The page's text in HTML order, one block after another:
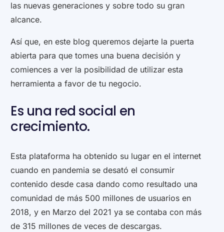
las nuevas generaciones y sobre todo su gran
alcance.
Así que, en este blog queremos dejarte la puerta
abierta para que tomes una buena decisión y
comiences a ver la posibilidad de utilizar esta
herramienta a favor de tu negocio.
Es una red social en
crecimiento.
Esta plataforma ha obtenido su lugar en el internet
cuando en pandemia se desató el consumir
contenido desde casa dando como resultado una
comunidad de más 500 millones de usuarios en
2018, y en Marzo del 2021 ya se contaba con más
de 315 millones de veces de descargas.